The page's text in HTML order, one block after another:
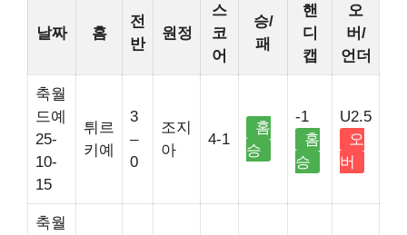
날짜 홈
전
반
원정
스
코
어
승/
패
핸
디
캡
오
버/
언더
축월
드예
25-
10-
15
튀르
키예
3
–
0
조지
아
4-1
홈
승
-1
홈
승
U2.5
오
버
축월